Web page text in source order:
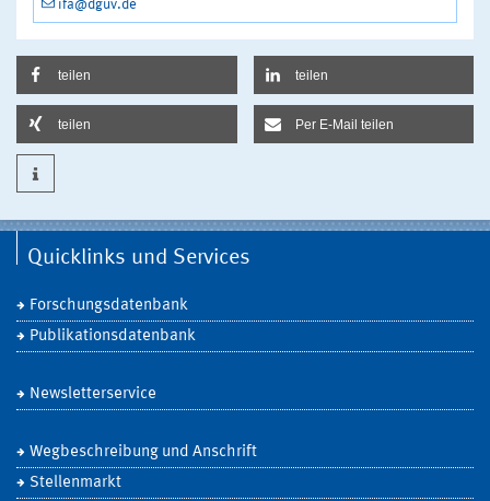
ifa@dguv.de
teilen teilen
teilen Per E-Mail teilen
Quicklinks und Services
Forschungsdatenbank
Publikationsdatenbank
Newsletterservice
Wegbeschreibung und Anschrift
Stellenmarkt